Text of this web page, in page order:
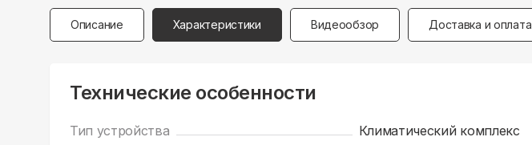
Описание Характеристики Видеообзор Доставка и оплата
Технические особенности
Тип устройства
Климатический комплекс